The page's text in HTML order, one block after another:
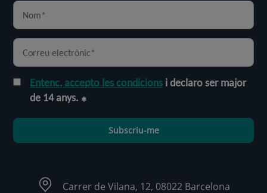
Entenc, accepto les condicions i declaro ser major
de 14 anys.
Subscriu-me
Carrer de Vilana, 12, 08022 Barcelona